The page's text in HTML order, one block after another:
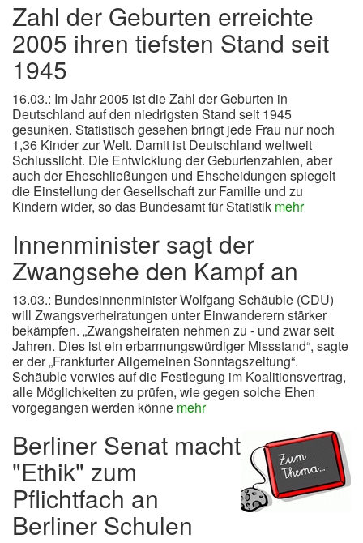
Zahl der Geburten erreichte
2005 ihren tiefsten Stand seit
1945
16.03.: Im Jahr 2005 ist die Zahl der Geburten in
Deutschland auf den niedrigsten Stand seit 1945
gesunken. Statistisch gesehen bringt jede Frau nur noch
1,36 Kinder zur Welt. Damit ist Deutschland weltweit
Schlusslicht. Die Entwicklung der Geburtenzahlen, aber
auch der Eheschließungen und Ehscheidungen spiegelt
die Einstellung der Gesellschaft zur Familie und zu
Kindern wider, so das Bundesamt für Statistik mehr
Innenminister sagt der
Zwangsehe den Kampf an
13.03.: Bundesinnenminister Wolfgang Schäuble (CDU)
will Zwangsverheiratungen unter Einwanderern stärker
bekämpfen. „Zwangsheiraten nehmen zu - und zwar seit
Jahren. Dies ist ein erbarmungswürdiger Missstand“, sagte
er der „Frankfurter Allgemeinen Sonntagszeitung“.
Schäuble verwies auf die Festlegung im Koalitionsvertrag,
alle Möglichkeiten zu prüfen, wie gegen solche Ehen
vorgegangen werden könne mehr
Berliner Senat macht
"Ethik" zum
Pflichtfach an
Berliner Schulen